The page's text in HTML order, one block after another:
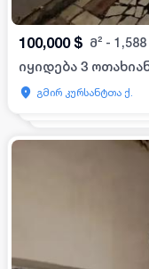
100,000 $ მ² - 1,588
იყიდება 3
გმირ კურსანტთა ქ.